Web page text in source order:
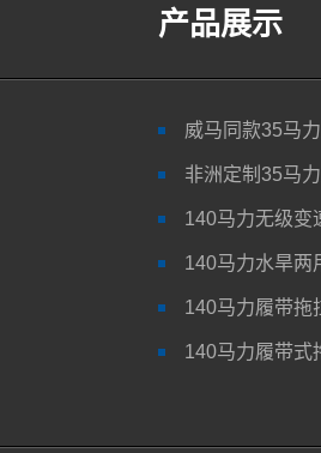
产品展示
威马同款35马
非洲定制35马
140马力无级变
140马力水旱两
140马力履带拖
140马力履带式